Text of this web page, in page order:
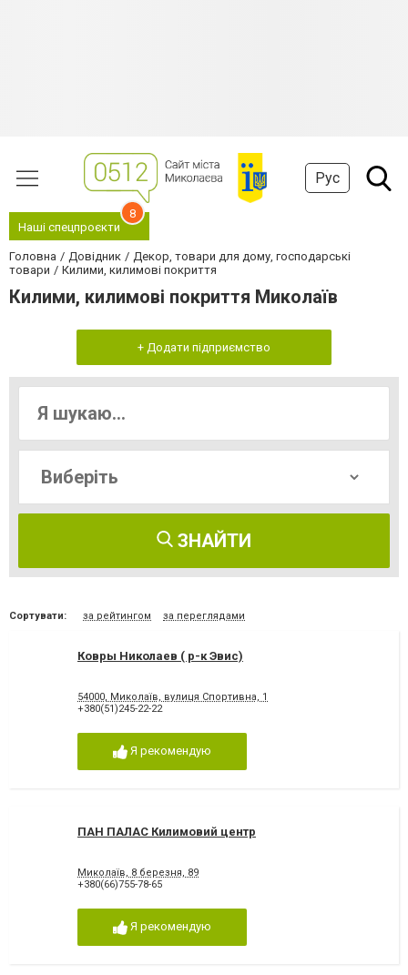
Рус
Наші спецпроєкти
8
Головна Довідник
Декор, товари для дому, господарські
товари
Килими, килимові покриття
Килими, килимові покриття Миколаїв
+ Додати підприємство
ЗНАЙТИ
Сортувати: за рейтингом за переглядами
Ковры Николаев ( р-к Эвис)
54000, Миколаїв, вулиця Спортивна, 1
+380(51)245-22-22
Я рекомендую
ПАН ПАЛАС Килимовий центр
Миколаїв, 8 березня, 89
+380(66)755-78-65
Я рекомендую